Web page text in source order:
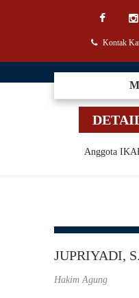
Kontak
Anggota
JUPRIYADI,
Hakim Agung